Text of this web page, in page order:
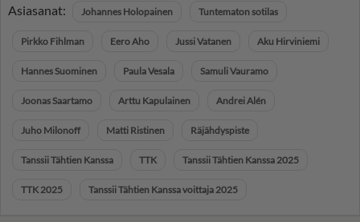
Asiasanat: Johannes Holopainen Tuntematon sotilas
Pirkko Fihlman Eero Aho Jussi Vatanen Aku Hirviniemi
Hannes Suominen Paula Vesala Samuli Vauramo
Joonas Saartamo Arttu Kapulainen Andrei Alén
Juho Milonoff Matti Ristinen Räjähdyspiste
Tanssii Tähtien Kanssa TTK Tanssii Tähtien Kanssa 2025
TTK 2025 Tanssii Tähtien Kanssa voittaja 2025